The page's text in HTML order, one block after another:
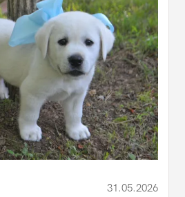
31.05.2026